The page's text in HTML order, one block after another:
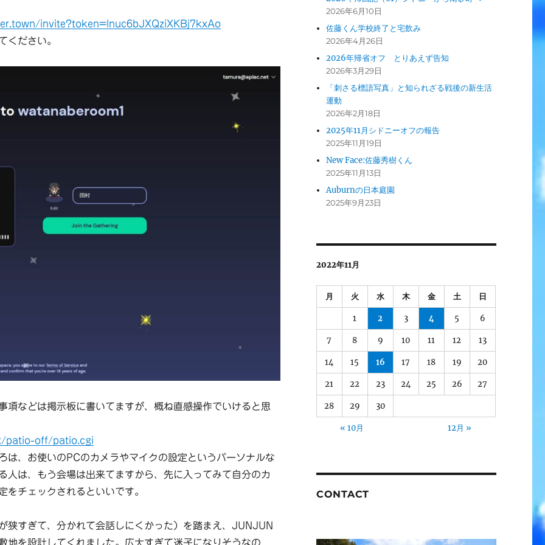
invite?token=lnuc6bJXQziXKBj7kxAo
ください。
項などは掲示板に書いてますが、概ね直感操作でいけると思
patio-off/patio.cgi
は、お使いのPCのカメラやマイクの設定というパーソナルな
人は、もう会場は出来てますから、先に入ってみて自分のカ
をチェックされるといいです。
狭すぎて、分かれて会話しにくかった）を踏まえ、JUNJUN
地を設計してくれました。広大すぎて迷子になりそうなの
2026年6月10日
佐藤くん学校終了と宅飲み
2026年4月26日
2026年帰省オフ とりあえず告知
2026年3月29日
「刺さる標語写真」と知られざる戦後の新生活
運動
2026年2月18日
2025年11月シドニーオフの報告
2025年11月19日
New Face:佐藤秀樹くん
2025年11月13日
Auburnの日本庭園
2025年9月23日
2022年11月
月 火 水 木 金 土 日
1 2 3 4 5 6
7 8 9 10 11 12 13
14 15 16 17 18 19 20
21 22 23 24 25 26 27
28 29 30
« 10月 12月 »
CONTACT